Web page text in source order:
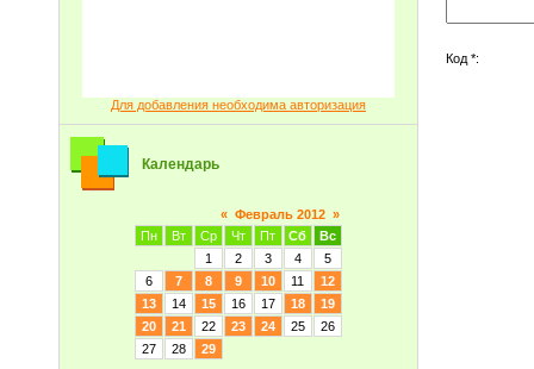
Для добавления необходима авторизация
Календарь
« Февраль 2012 »
Пн
Вт Ср Чт Пт Сб
Вс
1
2 3 4
5
6
7 8 9 10 11
12
13
14 15 16 17 18
19
20
21 22 23 24 25
26
27
28 29
Код *: